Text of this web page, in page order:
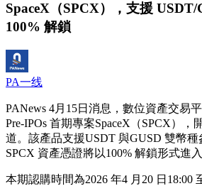
SpaceX（SPCX），支援
100% 解鎖
PA一线
PANews 4月15日消息，數位資產交易
Pre-IPOs 首期專案SpaceX（SPCX），
道。該產品支援USDT 與GUSD 雙幣種
SPCX 資產憑證將以100% 解鎖形式進
本期認購時間為2026 年4 月20 日18:00